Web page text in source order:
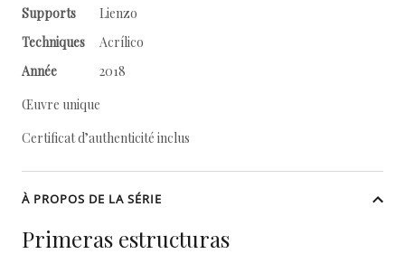
Supports
Lienzo
Techniques
Acrílico
Année
2018
Œuvre unique
Certificat d’authenticité inclus
À PROPOS DE LA SÉRIE
Primeras estructuras